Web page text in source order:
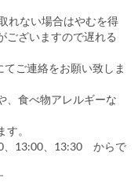
れない場合はやむを得
ございますので遅れる
ご連絡をお願い致しま
、食べ物アレルギーな
。
13:00、13:30 からで